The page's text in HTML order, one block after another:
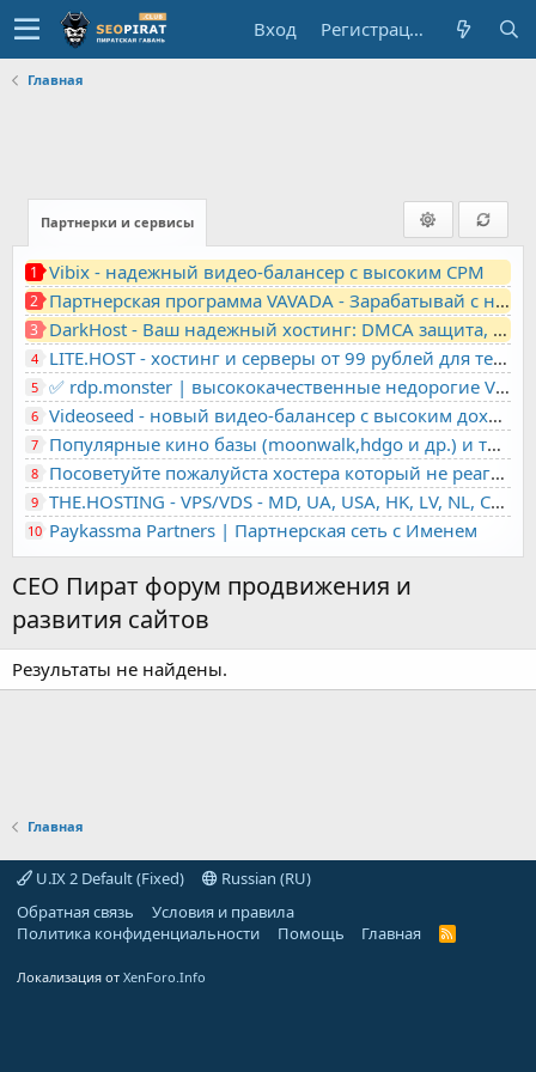
Вход Регистрация
Главная
Партнерки и сервисы
1 Vibix - надежный видео-балансер с высоким CPM
2 Партнерская программа VAVADA - Зарабатывай с нами!
3 DarkHost - Ваш надежный хостинг: DMCA защита, лояльность, анонимность
4 LITE.HOST - хостинг и серверы от 99 рублей для тех, кто любит не переплачивать. Доступ по SSH, поддержка PHP, GIT, COMPOSER, сертификаты Let's Encrypt
5 ✅ rdp.monster | высококачественные недорогие VPS, RDP - выделенные серверы
6 Videoseed - новый видео-балансер с высоким доходом
7 Популярные кино базы (moonwalk,hdgo и др.) и торренты в одном плеере для вашего сайта
8 Посоветуйте пожалуйста хостера который не реагирует на ркн
9 THE.HOSTING - VPS/VDS - MD, UA, USA, HK, LV, NL, CA, DE, SK, CZE, GB, IL, TR, PL, BG, RO, IT, FL, HU, PT.
10 Paykassma Partners | Партнерская сеть с Именем
СЕО Пират форум продвижения и
развития сайтов
Результаты не найдены.
Главная
U.IX 2 Default (Fixed)
Russian (RU)
Обратная связь
Условия и правила
Политика конфиденциальности
Помощь Главная
R
Локализация от XenForo.Info